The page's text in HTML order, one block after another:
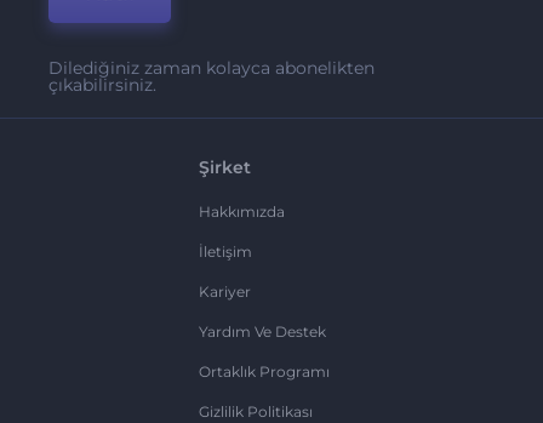
Dilediğiniz zaman kolayca abonelikten
çıkabilirsiniz.
Şirket
Hakkımızda
İletişim
Kariyer
Yardım Ve Destek
Ortaklık Programı
Gizlilik Politikası